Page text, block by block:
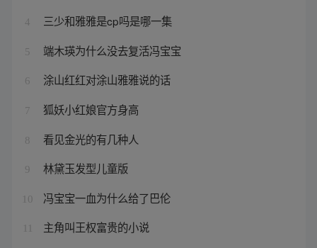
4 三少和雅雅是cp吗是哪一集
5 端木瑛为什么没去复活冯宝宝
6 涂山红红对涂山雅雅说的话
7 狐妖小红娘官方身高
8 看见金光的有几种人
9 林黛玉发型儿童版
10 冯宝宝一血为什么给了巴伦
主角叫王权富贵的小说